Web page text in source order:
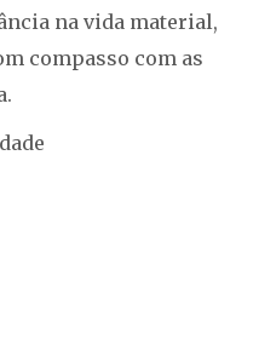
na vida material,
compasso com as